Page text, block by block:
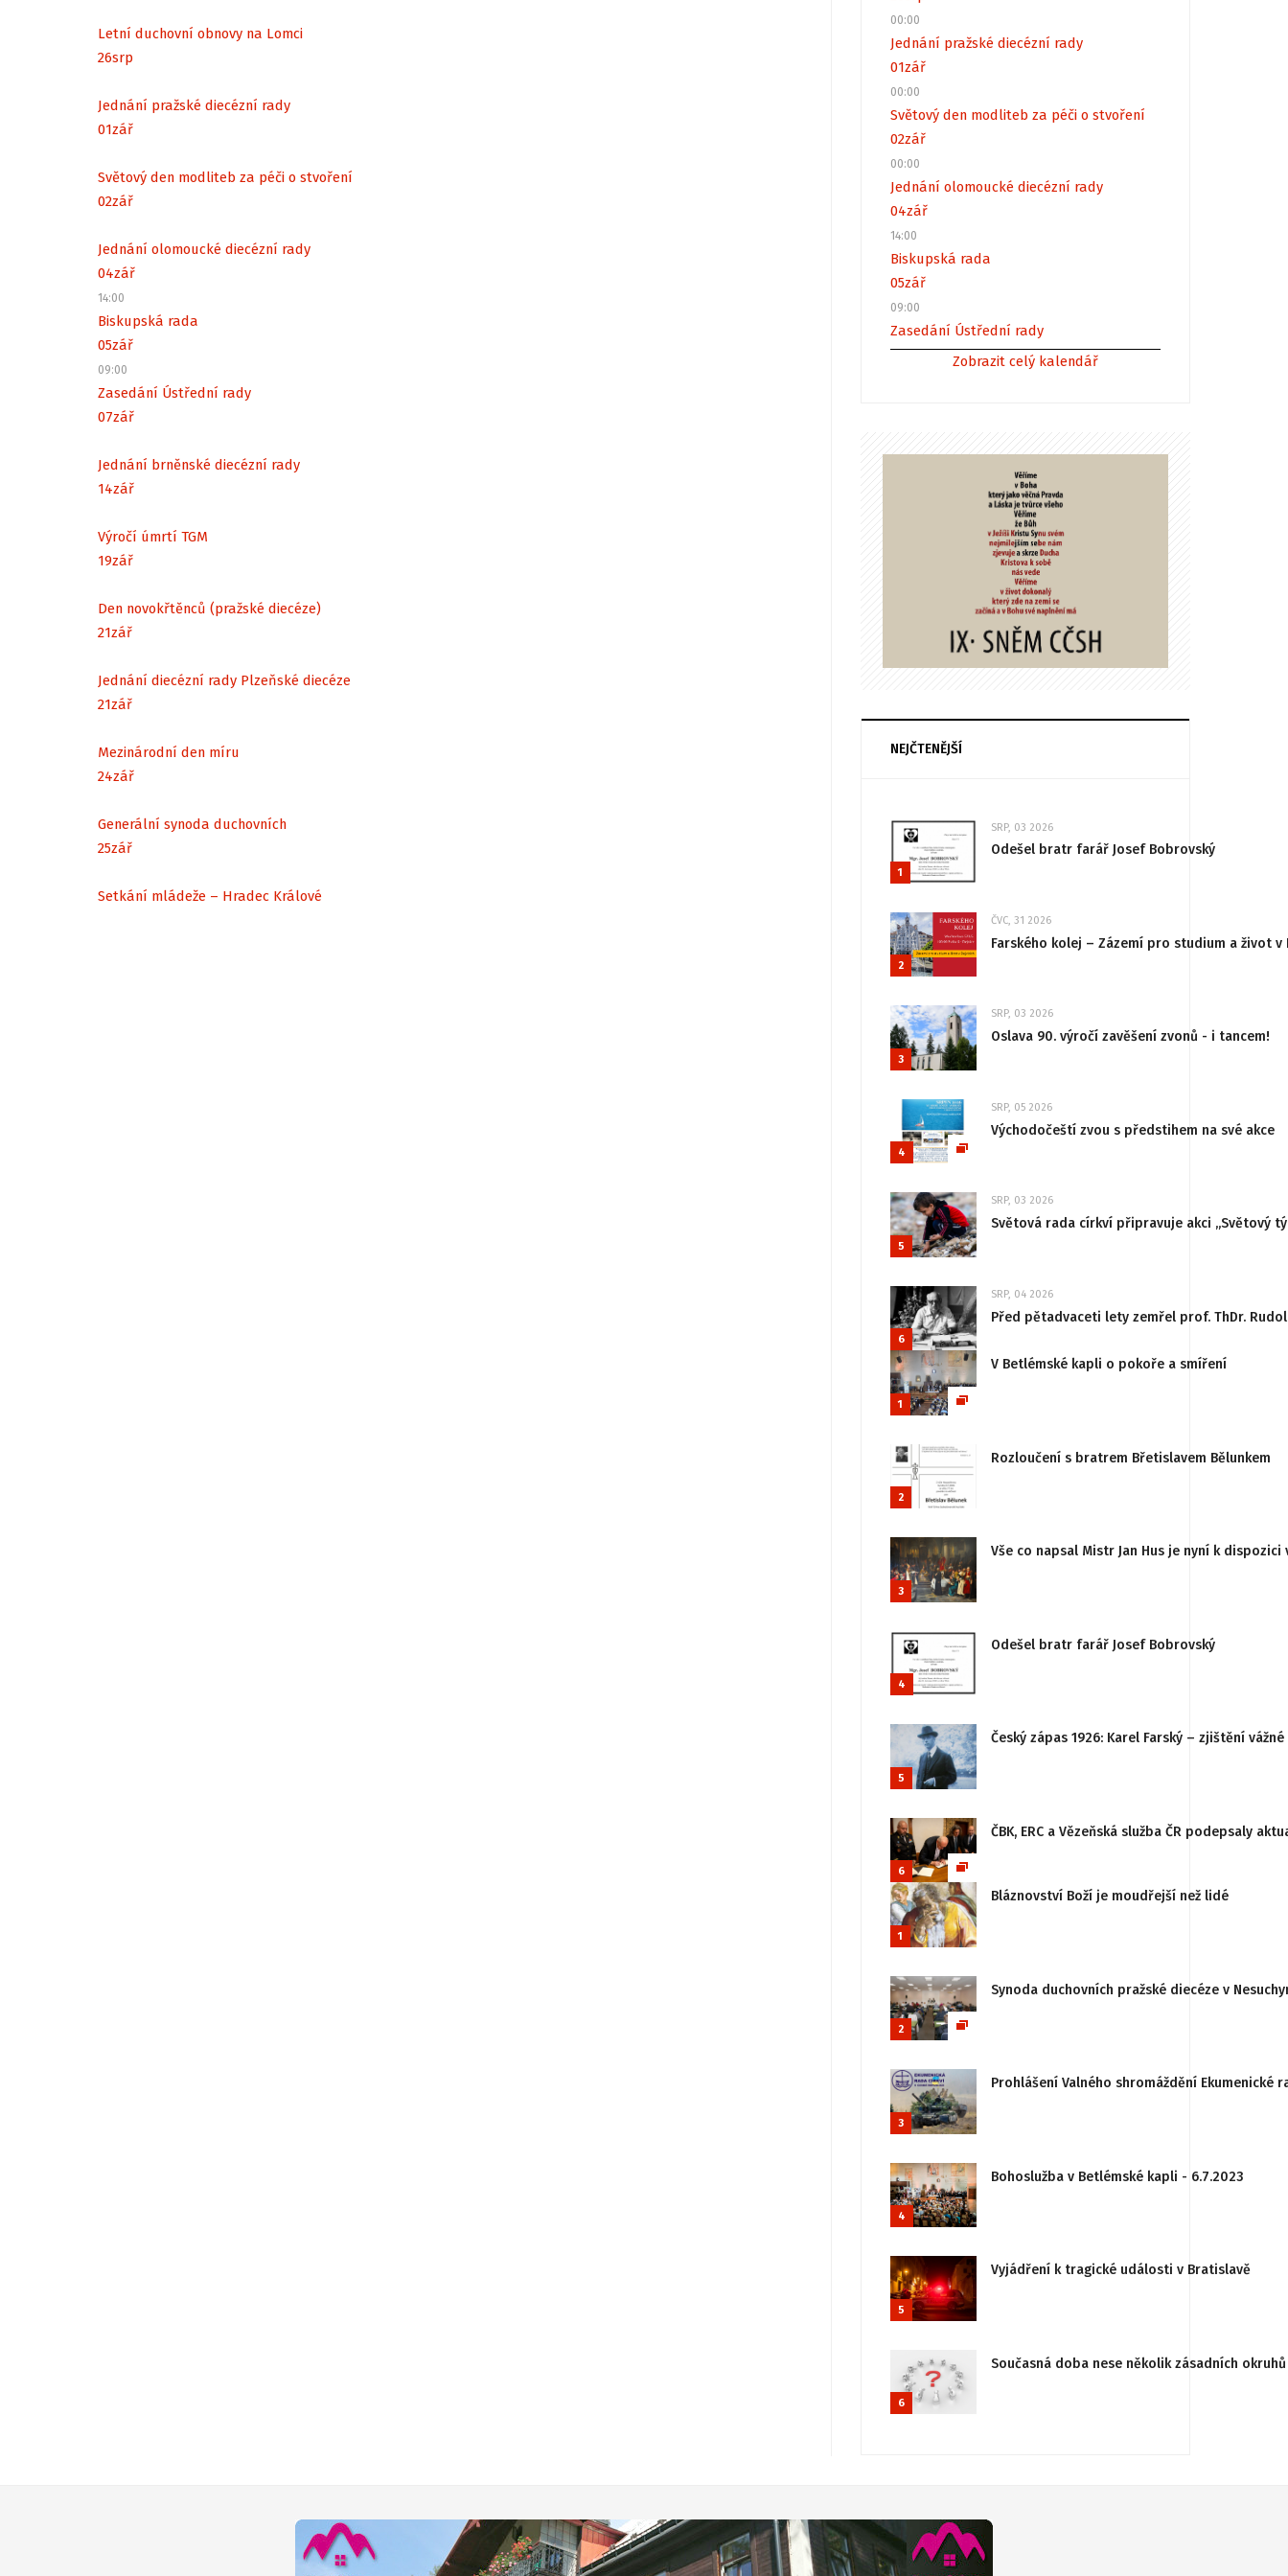
Letní duchovní obnovy na Lomci
26srp
Jednání pražské diecézní rady
01zář
Světový den modliteb za péči o stvoření
02zář
Jednání olomoucké diecézní rady
04zář
14:00
Biskupská rada
05zář
09:00
Zasedání Ústřední rady
07zář
Jednání brněnské diecézní rady
14zář
Výročí úmrtí TGM
19zář
Den novokřtěnců (pražské diecéze)
21zář
Jednání diecézní rady Plzeňské diecéze
21zář
Mezinárodní den míru
24zář
Generální synoda duchovních
25zář
Setkání mládeže – Hradec Králové
00:00
Jednání pražské diecézní rady
01zář
00:00
Světový den modliteb za péči o stvoření
02zář
00:00
Jednání olomoucké diecézní rady
04zář
14:00
Biskupská rada
05zář
09:00
Zasedání Ústřední rady
Zobrazit celý kalendář
NEJČTENĚJŠÍ
1
SRP, 03 2026
Odešel bratr farář Josef Bobrovský
2
ČVC, 31 2026
Farského kolej – Zázemí pro studium a život v
3
SRP, 03 2026
Oslava 90. výročí zavěšení zvonů - i tancem!
4
SRP, 05 2026
Východočeští zvou s předstihem na své akce
5
SRP, 03 2026
Světová rada církví připravuje akci „Světový
6
SRP, 04 2026
Před pětadvaceti lety zemřel prof. ThDr.
1
V Betlémské kapli o pokoře a smíření
2
Rozloučení s bratrem Břetislavem Bělunkem
3
Vše co napsal Mistr Jan Hus je nyní k
4
Odešel bratr farář Josef Bobrovský
5
Český zápas 1926: Karel Farský – zjištění
6
ČBK, ERC a Vězeňská služba ČR podepsaly
1
Bláznovství Boží je moudřejší než lidé
2
Synoda duchovních pražské diecéze v
3
Prohlášení Valného shromáždění
4
Bohoslužba v Betlémské kapli - 6.7.2023
5
Vyjádření k tragické události v Bratislavě
6
Současná doba nese několik zásadních